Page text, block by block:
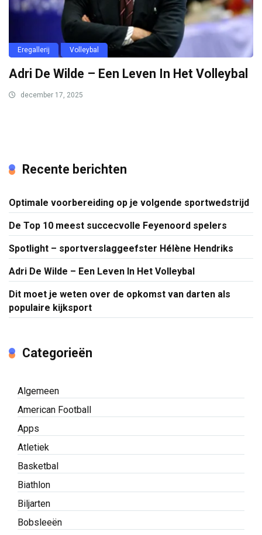
Eregallerij Volleybal
Adri De Wilde – Een Leven In Het Volleybal
december 17, 2025
Recente berichten
Optimale voorbereiding op je volgende sportwedstrijd
De Top 10 meest succecvolle Feyenoord spelers
Spotlight – sportverslaggeefster Hélène Hendriks
Adri De Wilde – Een Leven In Het Volleybal
Dit moet je weten over de opkomst van darten als
populaire kijksport
Categorieën
Algemeen
American Football
Apps
Atletiek
Basketbal
Biathlon
Biljarten
Bobsleeën